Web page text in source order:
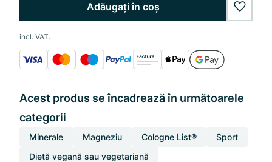
Adăugați în coș
incl. VAT.
Acest produs se încadrează în următoarele
categorii
Minerale Magneziu Cologne List®
Sport
Dietă vegană sau vegetariană